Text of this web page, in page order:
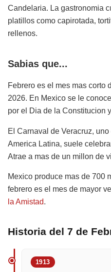
Candelaria. La gastronomia
platillos como capirotada,
rellenos.
Sabias que...
Febrero es el mes mas corto
2026. En Mexico se le
por el Dia de la Constitucion
El Carnaval de Veracruz,
America Latina, suele
Atrae a mas de un millon de
Mexico produce mas de 700
febrero es el mes de mayor
la Amistad.
Historia del 7 de
1913